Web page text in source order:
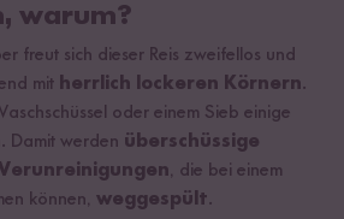
warum?
freut sich dieser Reis zweifellos und
mit herrlich lockeren Körnern.
oder einem Sieb einige
Damit werden überschüssige
, die bei einem
können, weggespült.